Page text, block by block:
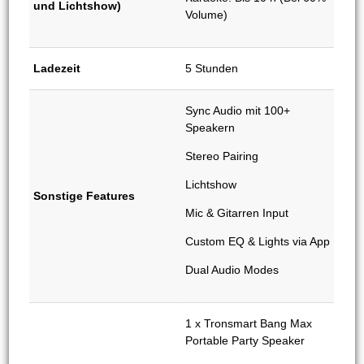
und Lichtshow)
Volume)
Ladezeit 5 Stunden
Sonstige Features
Sync Audio mit 100+
Speakern
Stereo Pairing
Lichtshow
Mic & Gitarren Input
Custom EQ & Lights via App
Dual Audio Modes
1 x Tronsmart Bang Max
Portable Party Speaker